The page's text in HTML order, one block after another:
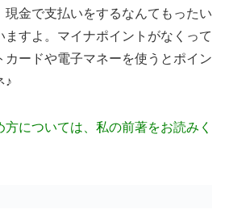
現金で支払いをするなんてもったい
ますよ。マイナポイントがなくって
カードや電子マネーを使うとポイン
♪
については、私の前著をお読みく